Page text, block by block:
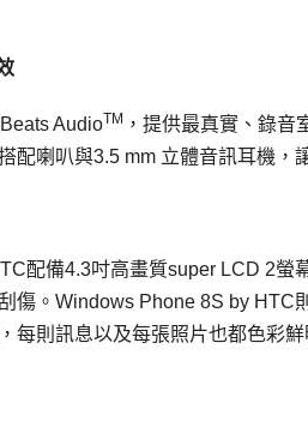
AudioTM ，提供最真實、錄
配喇叭與3.5 mm 立體音訊耳機
配備4.3吋高畫質super LCD 2螢
傷。Windows Phone 8S by HTC
每則訊息以及每張照片也都色彩鮮